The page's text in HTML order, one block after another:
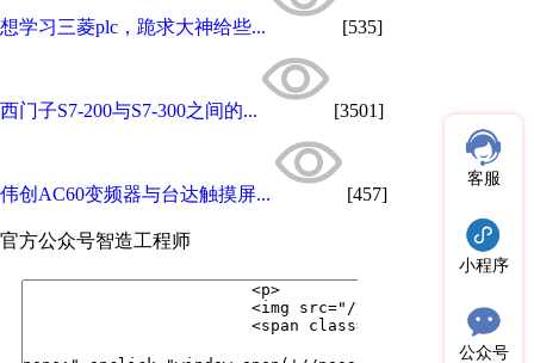
想学习三菱plc，跪求大神给些... [535]
西门子S7-200与S7-300之间的... [3501]
伟创AC60变频器与台达触摸屏... [457]
官方公众号智造工程师
客服
小程序
公众号